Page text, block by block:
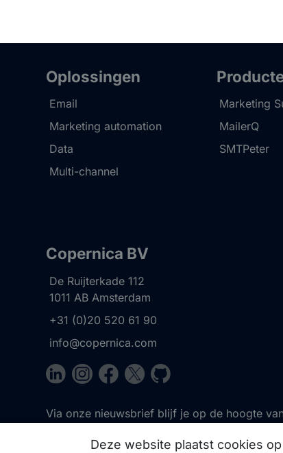
Oplossingen
Email
Marketing automation
Data
Multi-channel
Marketing
MailerQ
SMTPeter
Copernica BV
De Ruijterkade 112
1011 AB Amsterdam
+31 (0)20 520 61 90
info@copernica.com
Via onze nieuwsbrief blijf je op de hoogte
Deze website plaatst cookies